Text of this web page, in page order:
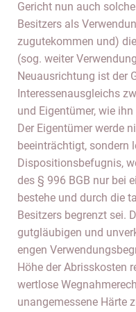
Gericht nun auch
Besitzers als
zugutekommen und)
(sog. weiter
Neuausrichtung ist der
Interessenausgleichs
und Eigentümer, wie
Der Eigentümer werde
beeinträchtigt, sondern
Dispositionsbefugnis,
des § 996 BGB nur bei
bestehe und durch die
Besitzers begrenzt sei.
gutgläubigen und
engen
Höhe der Abrisskosten
wertlose
unangemessene Härte